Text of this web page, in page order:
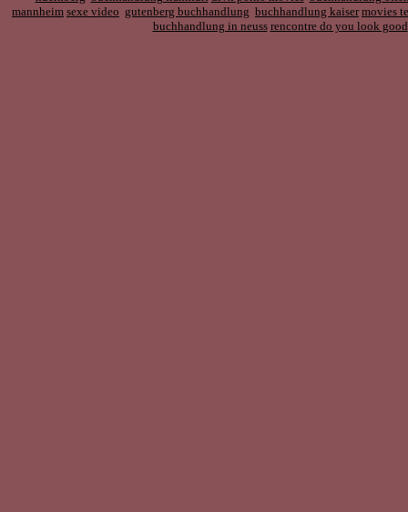
mannheim sexe video gutenberg buchhandlung buchhandlung kaiser movies
buchhandlung in neuss rencontre do you look good